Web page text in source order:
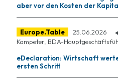
aber vor den Kosten der
Europe.Table 25.06.2026
Kampeter, BDA-
eDeclaration: Wirtschaft
ersten Schritt